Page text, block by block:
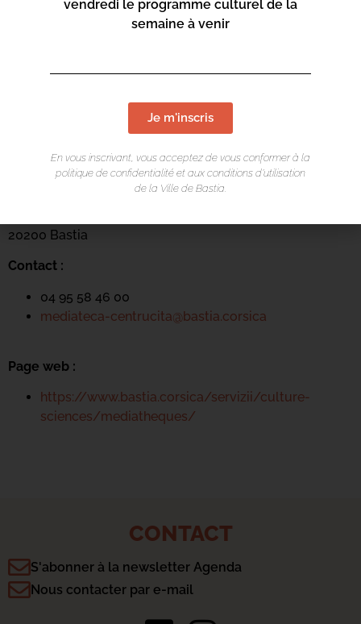
LIEU DE L'ÉVÉNEMENT
Mediateca Centru Cità
20200 Bastia
Contact :
04 95 58 46 00
mediateca-centrucita@bastia.corsica
Page web :
https://www.bastia.corsica/servizii/culture-
sciences/mediatheques/
CONTACT
S'abonner à la newsletter Agenda
Nous contacter par e-mail
vendredi le programme culturel de la
semaine à venir
Je m'inscris
En vous inscrivant, vous acceptez de vous conformer à la
politique de confidentialité et aux conditions d’utilisation
de la Ville de Bastia.